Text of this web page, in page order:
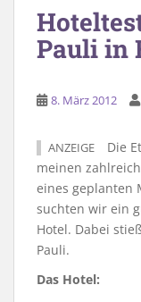
Pauli in
8. März 2012
ANZEIGE
Die
meinen
eines geplanten
suchten wir ein
Hotel. Dabei
Pauli.
Das Hotel: